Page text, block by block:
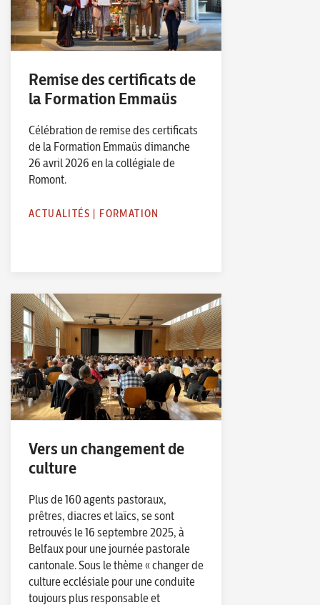
Remise des certificats de
la Formation Emmaüs
Célébration de remise des certificats
de la Formation Emmaüs dimanche
26 avril 2026 en la collégiale de
Romont.
ACTUALITÉS | FORMATION
Vers un changement de
culture
Plus de 160 agents pastoraux,
prêtres, diacres et laïcs, se sont
retrouvés le 16 septembre 2025, à
Belfaux pour une journée pastorale
cantonale. Sous le thème « changer de
culture ecclésiale pour une conduite
toujours plus responsable et